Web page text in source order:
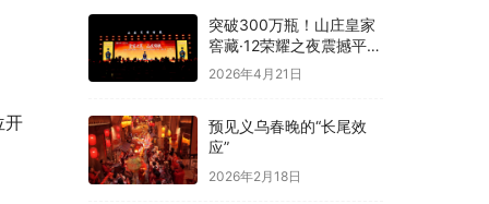
开
突破300万瓶！山庄皇家
窖藏·12荣耀之夜震撼平
泉，冀酒超级大单品强势
2026年4月21日
预见义乌春晚的“长尾效
应”
2026年2月18日